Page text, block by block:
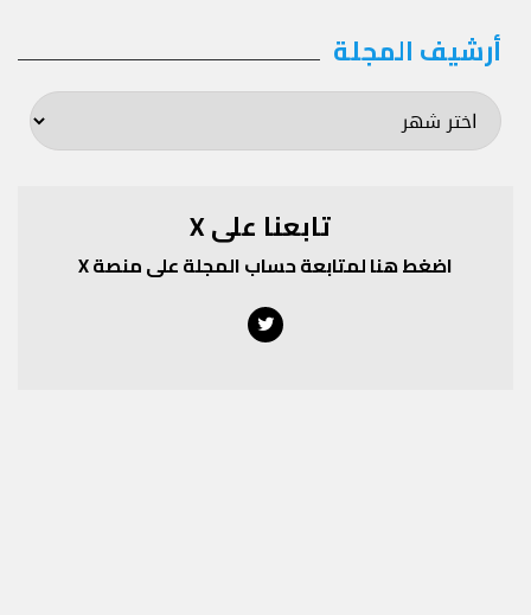
أرشيف المجلة أرشيف
المجلة
تابعنا على X
اضغط هنا لمتابعة حساب المجلة على منصة X
Twitter